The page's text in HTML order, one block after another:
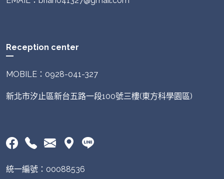
Reception center
MOBILE：0928-041-327
新北市汐止區新台五路一段100號三樓(東方科學園區)
統一編號：00088536